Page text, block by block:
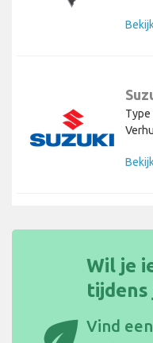
Type
Wil je
tijdens
Vind